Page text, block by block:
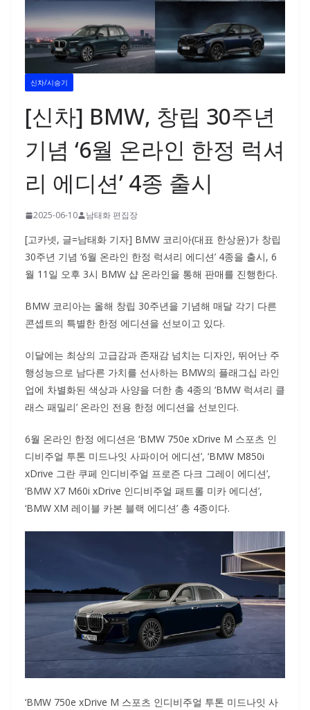
신차/시승기
[신차] BMW, 창립 30주년
기념 ‘6월 온라인 한정 럭셔
리 에디션’ 4종 출시
2025-06-10 남태화 편집장
[고카넷, 글=남태화 기자] BMW 코리아(대표 한상윤)가 창립
30주년 기념 ‘6월 온라인 한정 럭셔리 에디션’ 4종을 출시, 6
월 11일 오후 3시 BMW 샵 온라인을 통해 판매를 진행한다.
BMW 코리아는 올해 창립 30주년을 기념해 매달 각기 다른
콘셉트의 특별한 한정 에디션을 선보이고 있다.
이달에는 최상의 고급감과 존재감 넘치는 디자인, 뛰어난 주
행성능으로 남다른 가치를 선사하는 BMW의 플래그십 라인
업에 차별화된 색상과 사양을 더한 총 4종의 ‘BMW 럭셔리 클
래스 패밀리’ 온라인 전용 한정 에디션을 선보인다.
6월 온라인 한정 에디션은 ‘BMW 750e xDrive M 스포츠 인
디비주얼 투톤 미드나잇 사파이어 에디션’, ‘BMW M850i
xDrive 그란 쿠페 인디비주얼 프로즌 다크 그레이 에디션’,
‘BMW X7 M60i xDrive 인디비주얼 패트롤 미카 에디션’,
‘BMW XM 레이블 카본 블랙 에디션’ 총 4종이다.
‘BMW 750e xDrive M 스포츠 인디비주얼 투톤 미드나잇 사